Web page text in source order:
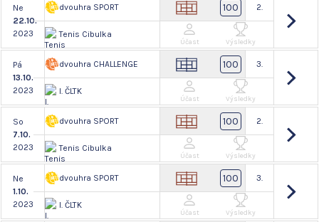
Ne
22.10.
2023
dvouhra SPORT
Tenis Cibulka
100 2.
Účast Výsledky
Pá
13.10.
2023
dvouhra CHALLENGE
I. ČLTK
100 3.
Účast Výsledky
So
7.10.
2023
dvouhra SPORT
Tenis Cibulka
100 2.
Účast Výsledky
Ne
1.10.
2023
dvouhra SPORT
I. ČLTK
100 3.
Účast Výsledky